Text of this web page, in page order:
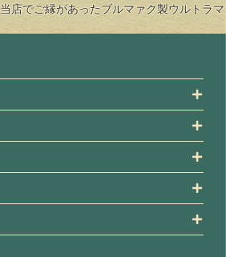
当店でご縁があったブルマァク製ウルトラ